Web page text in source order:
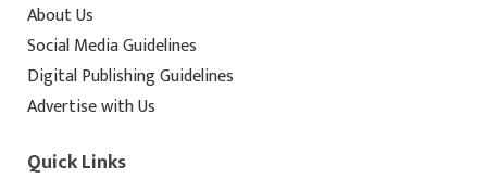
About Us
Social Media Guidelines
Digital Publishing Guidelines
Advertise with Us
Quick Links